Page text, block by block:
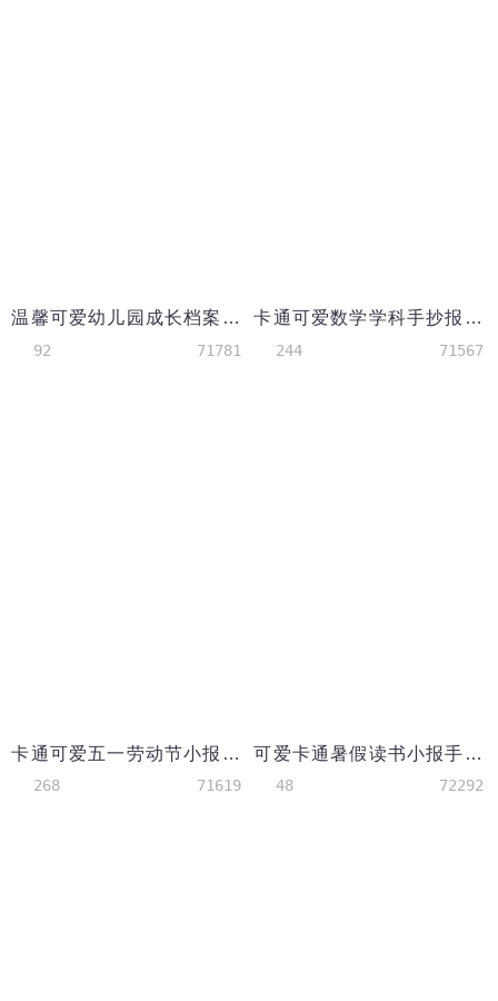
温馨可爱幼儿园成长档案word模板
92 71781
卡通可爱数学学科手抄报wps
244 71567
卡通可爱五一劳动节小报手抄报Word模板2
268 71619
可爱卡通暑假读书小报手抄报word模板
48 72292